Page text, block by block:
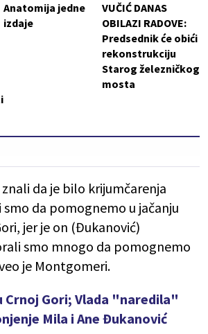
Anatomija jedne
izdaje
VUČIĆ DANAS
OBILAZI RADOVE:
Predsednik će obići
rekonstrukciju
Starog železničkog
mosta
da je bilo krijumčarenja
smo da pomognemo u jačanju
jer je on (Đukanović)
smo mnogo da pomognemo
je Montgomeri.
Crnoj Gori; Vlada "naredila"
Mila i Ane Đukanović